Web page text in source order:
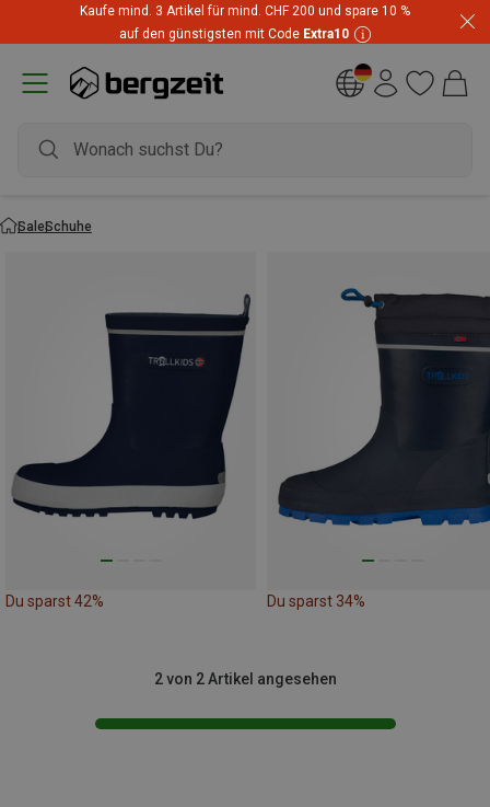
Kaufe mind. 3 Artikel für mind. CHF 200 und spare 10 %
auf den günstigsten mit Code Extra10
SaleSchuhe
Du sparst 42% Du sparst 34%
2 von 2 Artikel angesehen